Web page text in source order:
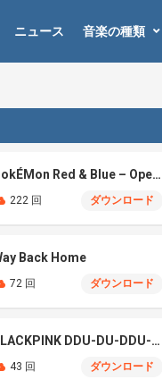
ニュース 音楽の種類
Pok​É​Mon Red & Blue – Opening Theme (マリンバ)
222 回 ダウンロード
Back Home
72 回 ダウンロード
BLACKPINK DDU-DU-DDU-DU Marimba Remix
43 回 ダウンロード